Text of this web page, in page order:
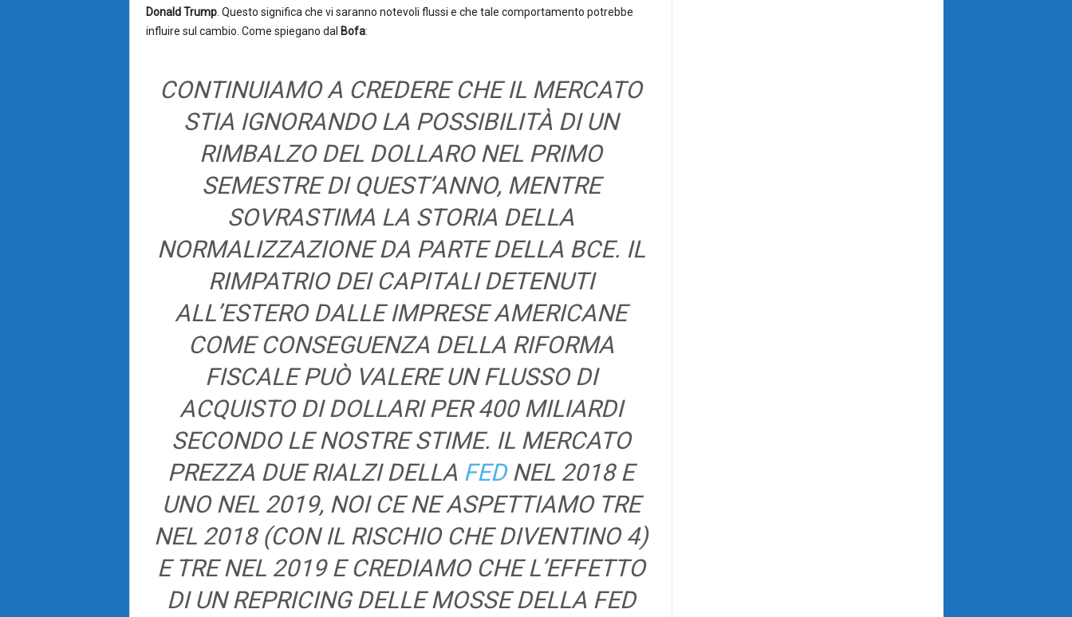
Donald Trump. Questo significa che vi saranno notevoli flussi e che tale comportamento potrebbe
influire sul cambio. Come spiegano dal Bofa:
CONTINUIAMO A CREDERE CHE IL MERCATO
STIA IGNORANDO LA POSSIBILITÀ DI UN
RIMBALZO DEL DOLLARO NEL PRIMO
SEMESTRE DI QUEST’ANNO, MENTRE
SOVRASTIMA LA STORIA DELLA
NORMALIZZAZIONE DA PARTE DELLA BCE. IL
RIMPATRIO DEI CAPITALI DETENUTI
ALL’ESTERO DALLE IMPRESE AMERICANE
COME CONSEGUENZA DELLA RIFORMA
FISCALE PUÒ VALERE UN FLUSSO DI
ACQUISTO DI DOLLARI PER 400 MILIARDI
SECONDO LE NOSTRE STIME. IL MERCATO
PREZZA DUE RIALZI DELLA FEDNEL 2018 E
UNO NEL 2019, NOI CE NE ASPETTIAMO TRE
NEL 2018 (CON IL RISCHIO CHE DIVENTINO 4)
E TRE NEL 2019 E CREDIAMO CHE L’EFFETTO
DI UN REPRICING DELLE MOSSE DELLA FED